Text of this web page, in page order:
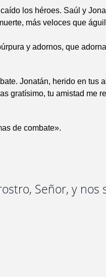
los héroes. Saúl y
más veloces que
y adornos, que
Jonatán, herido en tus
gratísimo, tu amistad me
de combate».
Señor, y nos